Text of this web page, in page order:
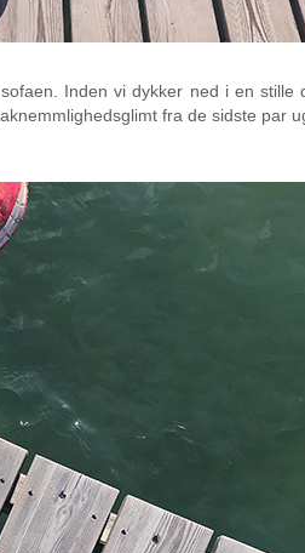
Inden vi dykker ned i en stille
fra de sidste par